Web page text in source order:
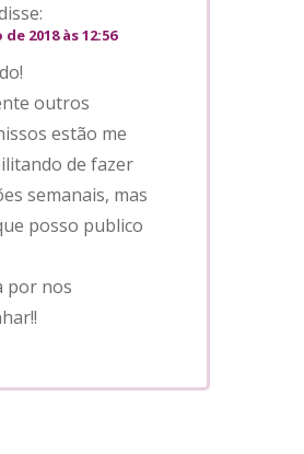
2018 às 12:56
outros
estão me
de fazer
semanais, mas
posso publico
por nos